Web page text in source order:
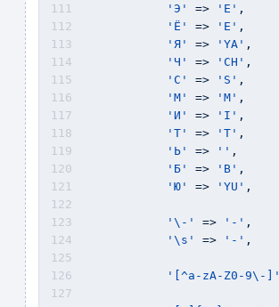
'Э'
=> 'E' ,
'Ё'
=> 'E' ,
'Я'
=> 'YA' ,
'Ч'
=> 'CH' ,
'С'
=> 'S' ,
'М'
=> 'M' ,
'И'
=> 'I' ,
'Т'
=> 'T' ,
'Ь'
=> '' ,
'Б'
=> 'B' ,
'Ю'
=> 'YU' ,
'\-' => '-' ,
'\s'
=> '-' ,
'[^a-zA-Z0-9\-]'